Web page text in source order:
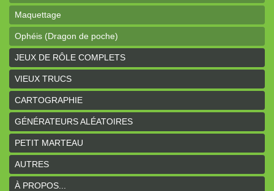
Maquettage
Ophéis (Dragon de poche)
L'anneau des Empereurs (Coeurs Vaillants)
Davy Jones (cartes)
Davy Jones (background)
Sur la route (Coeurs Vaillants)
Earthdawn (Coeurs Vaillants)
Titan&Fils 2020
Paysages
JEUX DE RÔLE COMPLETS
VIEUX TRUCS
CARTOGRAPHIE
GÉNÉRATEURS ALÉATOIRES
PETIT MARTEAU
AUTRES
À PROPOS...